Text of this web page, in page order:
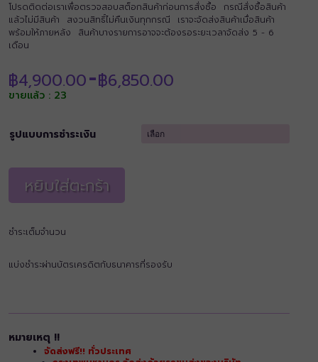
โปรดติดต่อเราเพื่อตรวจสอบสต็อกสินค้าก่อนการสั่งซื้อ กรณีสั่งซื้อสินค้า
แล้วไม่มีสินค้า สงวนสิทธิ์ไม่คืนเงินทุกกรณี เราจะจัดส่งสินค้าเมื่อสินค้า
พร้อมให้ภายหลัง สินค้าบางรายการอาจจะต้องรอระยะเวลาจัดส่ง 5 - 6
เดือน
฿4,900.00–฿6,850.00
ขายแล้ว : 23
รูปแบบการชำระเงิน
หยิบใส่ตะกร้า
ชำระเต็มจำนวน
แบ่งชำระผ่านบัตรเครดิตกับธนาคารที่รองรับ
หมายเหตุ !!
จัดส่งฟรี!! ทั่วประเทศ